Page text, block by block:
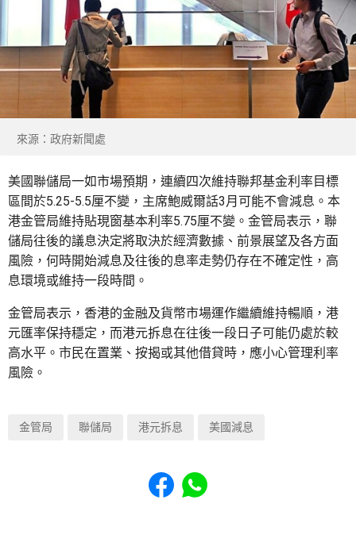
來源：政府新聞處
美國聯儲局一如市場預期，連續四次維持聯邦基金利率目標
區間於5.25-5.5厘不變，主席鮑威爾話3月可能不會減息。本
港金管局維持貼現窗基本利率5.75厘不變。金管局表示，聯
儲局往後的議息決定將取決於經濟數據、前景展望及各方面
風險，何時開始減息及往後的息率走勢仍存在不確定性，高
息環境或維持一段時間。
金管局表示，香港的金融及貨幣市場運作繼續維持暢順，港
元匯率保持穩定，而港元拆息在往後一段日子可能仍處於較
高水平。市民在置業、按揭或其他借貸時，應小心管理利率
風險。
金管局 聯儲局 港元拆息 美國減息
Share to Facebook
Share to WhatsApp